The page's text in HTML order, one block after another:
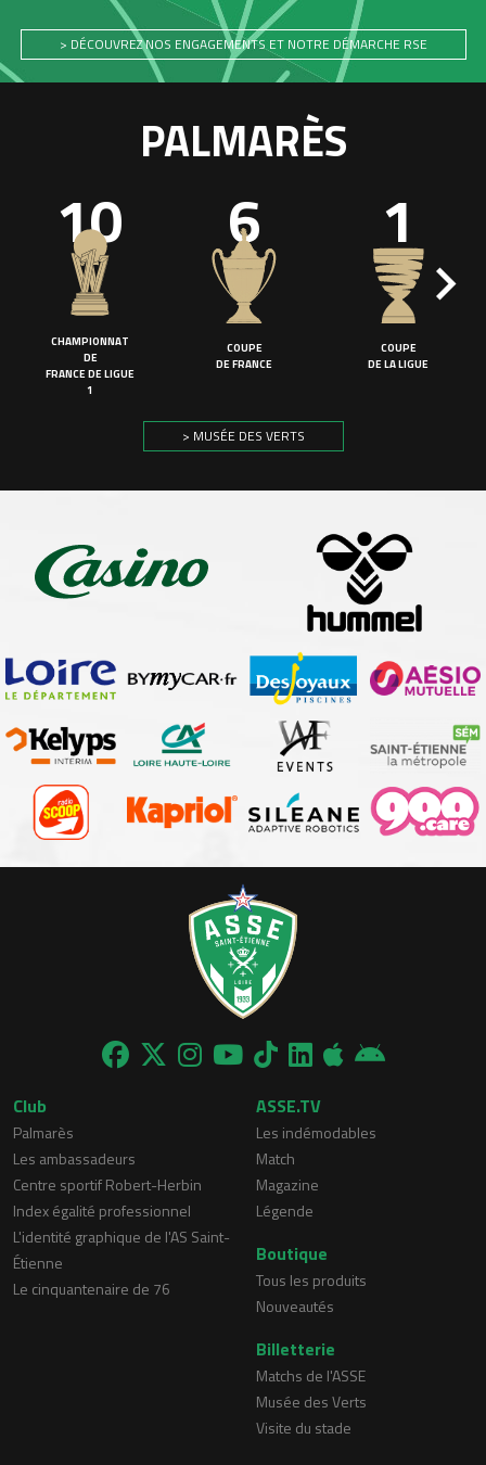
> DÉCOUVREZ NOS ENGAGEMENTS ET NOTRE DÉMARCHE RSE
PALMARÈS
10
CHAMPIONNAT
DE
FRANCE DE LIGUE
1
6
COUPE
DE FRANCE
1
COUPE
DE LA LIGUE
> MUSÉE DES VERTS
Club
Palmarès
Les ambassadeurs
Centre sportif Robert-Herbin
Index égalité professionnel
L'identité graphique de l'AS Saint-
Étienne
Le cinquantenaire de 76
ASSE.TV
Les indémodables
Match
Magazine
Légende
Boutique
Tous les produits
Nouveautés
Billetterie
Matchs de l'ASSE
Musée des Verts
Visite du stade